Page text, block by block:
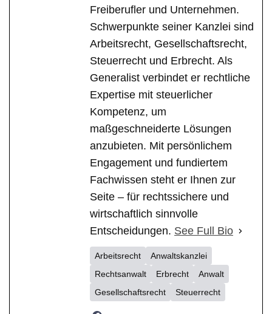
Freiberufler und Unternehmen.
Schwerpunkte seiner Kanzlei sind
Arbeitsrecht, Gesellschaftsrecht,
Steuerrecht und Erbrecht. Als
Generalist verbindet er rechtliche
Expertise mit steuerlicher
Kompetenz, um
maßgeschneiderte Lösungen
anzubieten. Mit persönlichem
Engagement und fundiertem
Fachwissen steht er Ihnen zur
Seite – für rechtssichere und
wirtschaftlich sinnvolle
Entscheidungen. See Full Bio
Arbeitsrecht
Anwaltskanzlei
Rechtsanwalt
Erbrecht
Anwalt
Gesellschaftsrecht
Steuerrecht